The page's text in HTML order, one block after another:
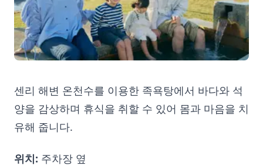
센리 해변 온천수를 이용한 족욕탕에서 바다와 석
양을 감상하며 휴식을 취할 수 있어 몸과 마음을 치
유해 줍니다.
위치: 주차장 옆